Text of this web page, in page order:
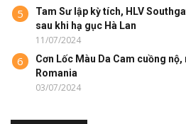
5
Tam Sư lập kỳ tích, HLV
sau khi hạ gục Hà Lan
11/07/2024
6
Cơn Lốc Màu Da Cam cuồng
Romania
03/07/2024